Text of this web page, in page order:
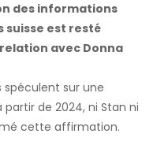
des informations
suisse est resté
avec Donna
spéculent sur une
de 2024, ni Stan ni
cette affirmation.